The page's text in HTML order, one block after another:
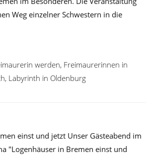
Weg einzelner Schwestern in die
werden, Freimaurerinnen in
, Labyrinth in Oldenburg
einst und jetzt Unser Gästeabend im
"Logenhäuser in Bremen einst und